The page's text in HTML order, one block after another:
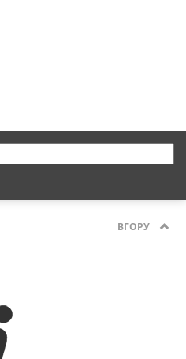
ВГОРУ